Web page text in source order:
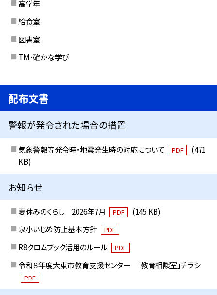
高学年
給食室
図書室
TM・確かな学び
配布文書
警報が発令された場合の措置
気象警報等発令時・地震発生時の対応について PDF
(471
KB)
お知らせ
夏休みのくらし 2026年7月 PDF
(145 KB)
泉小いじめ防止基本方針
PDF
R8クロムブック活用のルール PDF
令和８年度大東市教育支援センター 「教育相談室」チラシ
PDF